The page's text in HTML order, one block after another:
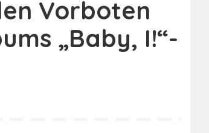
Vorboten
„Baby, I!“-